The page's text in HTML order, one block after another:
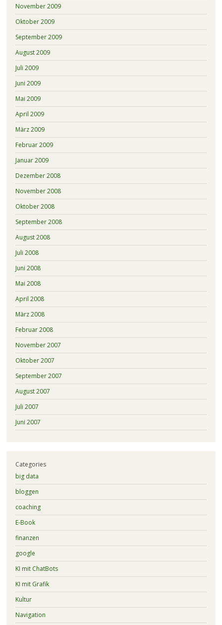
November 2009
Oktober 2009
September 2009
August 2009
Juli 2009
Juni 2009
Mai 2009
April 2009
März 2009
Februar 2009
Januar 2009
Dezember 2008
November 2008
Oktober 2008
September 2008
August 2008
Juli 2008
Juni 2008
Mai 2008
April 2008
März 2008
Februar 2008
November 2007
Oktober 2007
September 2007
August 2007
Juli 2007
Juni 2007
Categories
big data
bloggen
coaching
E-Book
finanzen
google
KI mit ChatBots
KI mit Grafik
Kultur
Navigation